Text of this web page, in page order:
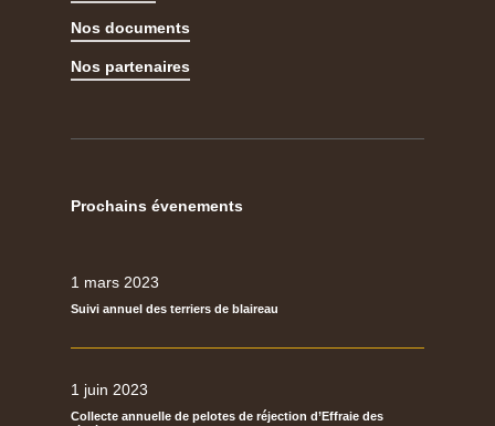
Nos documents
Nos partenaires
Prochains évenements
1 mars 2023
Suivi annuel des terriers de blaireau
1 juin 2023
Collecte annuelle de pelotes de réjection d’Effraie des